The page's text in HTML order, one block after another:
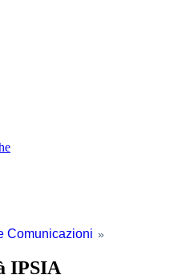
Comunicazioni
IPSIA